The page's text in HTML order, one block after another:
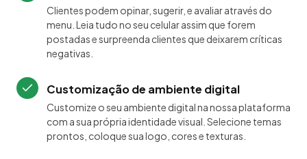
Clientes podem opinar, sugerir, e avaliar através do
menu. Leia tudo no seu celular assim que forem
postadas e surpreenda clientes que deixarem críticas
negativas.
Customização de ambiente digital
Customize o seu ambiente digital na nossa plataforma
com a sua própria identidade visual. Selecione temas
prontos, coloque sua logo, cores e texturas.